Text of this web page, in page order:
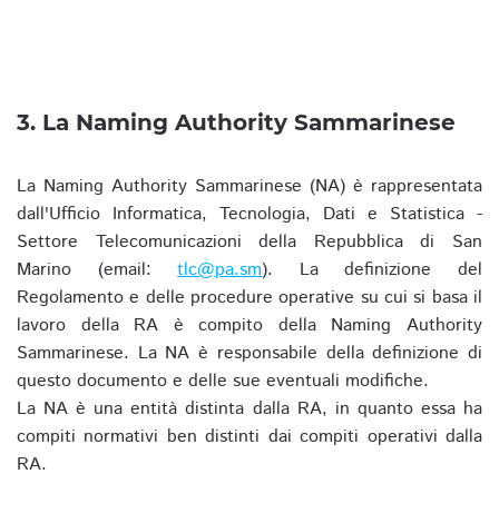
3. La Naming Authority Sammarinese
La Naming Authority Sammarinese (NA) è rappresentata
dall'Ufficio Informatica, Tecnologia, Dati e Statistica -
Settore Telecomunicazioni della Repubblica di San
Marino (email:tlc@pa.sm). La definizione del
Regolamento e delle procedure operative su cui si basa il
lavoro della RA è compito della Naming Authority
Sammarinese. La NA è responsabile della definizione di
questo documento e delle sue eventuali modifiche.
La NA è una entità distinta dalla RA, in quanto essa ha
compiti normativi ben distinti dai compiti operativi dalla
RA.